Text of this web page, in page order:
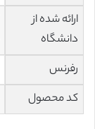
ارائه شده از
دانشگاه
رفرنس
کد محصول